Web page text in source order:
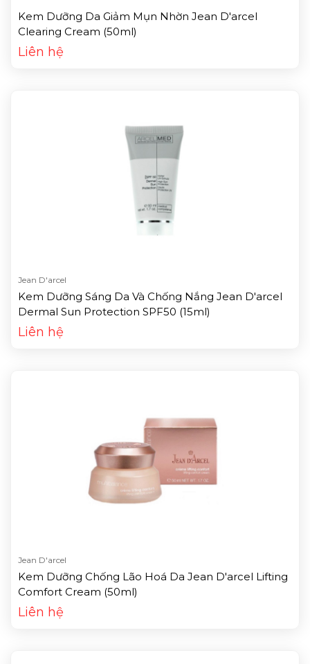
Kem Dưỡng Da Giảm Mụn Nhờn Jean D'arcel
Clearing Cream (50ml)
Liên hệ
Jean D'arcel
Kem Dưỡng Sáng Da Và Chống Nắng Jean D'arcel
Dermal Sun Protection SPF50 (15ml)
Liên hệ
Jean D'arcel
Kem Dưỡng Chống Lão Hoá Da Jean D'arcel Lifting
Comfort Cream (50ml)
Liên hệ